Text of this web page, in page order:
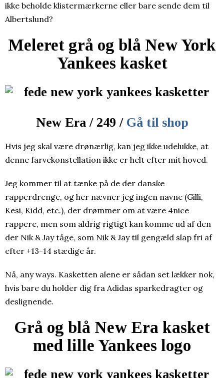
ikke beholde klistermærkerne eller bare sende dem til
Albertslund?
Meleret grå og blå New York
Yankees kasket
New Era / 249 / Gå til shop
Hvis jeg skal være drønærlig, kan jeg ikke udelukke, at
denne farvekonstellation ikke er helt efter mit hoved.
Jeg kommer til at tænke på de der danske
rapperdrenge, og her nævner jeg ingen navne (Gilli,
Kesi, Kidd, etc.), der drømmer om at være 4nice
rappere, men som aldrig rigtigt kan komme ud af den
der Nik & Jay tåge, som Nik & Jay til gengæld slap fri af
efter +13-14 stædige år.
Nå, any ways. Kasketten alene er sådan set lækker nok,
hvis bare du holder dig fra Adidas sparkedragter og
deslignende.
Grå og blå New Era kasket
med lille Yankees logo